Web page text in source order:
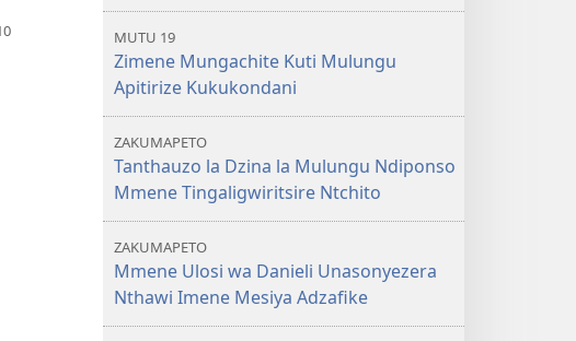
MUTU 19
Zimene Mungachite Kuti Mulungu
Apitirize Kukukondani
ZAKUMAPETO
Tanthauzo la Dzina la Mulungu Ndiponso
Mmene Tingaligwiritsire Ntchito
ZAKUMAPETO
Mmene Ulosi wa Danieli Unasonyezera
Nthawi Imene Mesiya Adzafike